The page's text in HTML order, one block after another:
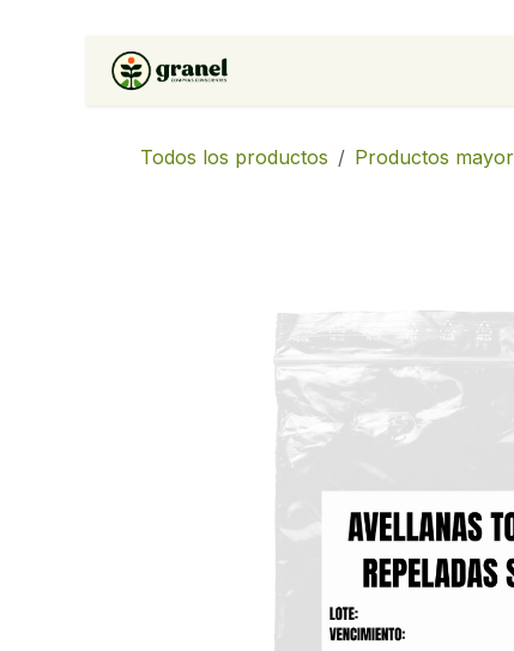
Ir al contenido
Todos los productos Productos